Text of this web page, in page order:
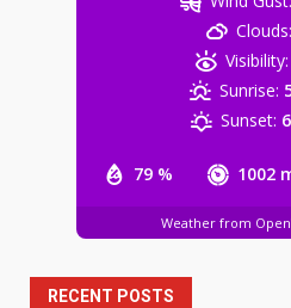
79 % 1002
Clouds:
Visibility:
Sunrise:
Sunset:
Weather from
RECENT POSTS
NSUI के
छेड़छाड़ का
August 8, 2026
1 करोड़ रिश्वत
के खिलाफ CBI
August 8,